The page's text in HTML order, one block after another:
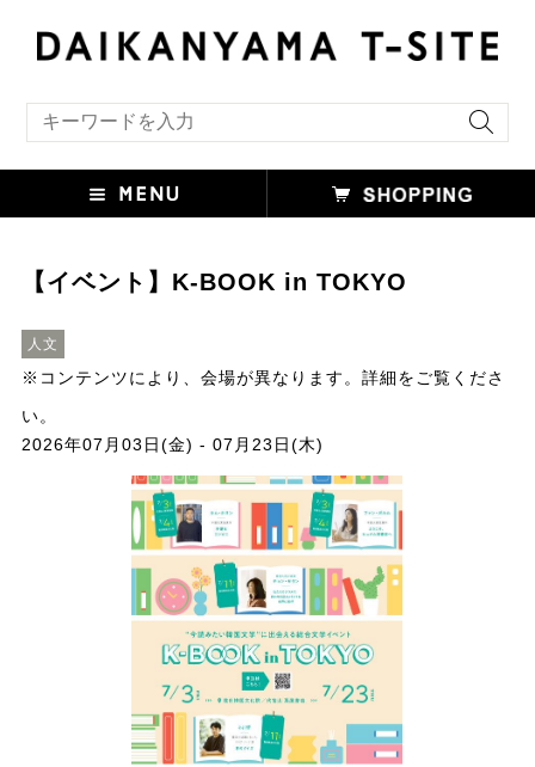
【イベント】K-BOOK in TOKYO
人文
※コンテンツにより、会場が異なります。詳細をご覧くださ
い。
2026年07月03日(金) - 07月23日(木)